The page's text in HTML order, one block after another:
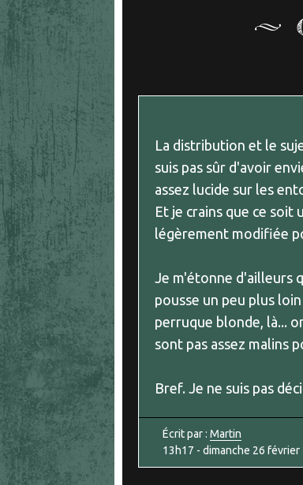
La distribution et le
suis pas sûr d'avoir
assez lucide sur les
Et je crains que ce soit
légèrement modifiée
Je m'étonne d'ailleurs
pousse un peu plus
perruque blonde, là...
sont pas assez malins
Bref. Je ne suis pas
Écrit par : Martin
13h17 - dimanche 26 février